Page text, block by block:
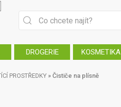
DROGERIE KOSMETIKA
PROSTŘEDKY » Čističe na plísně